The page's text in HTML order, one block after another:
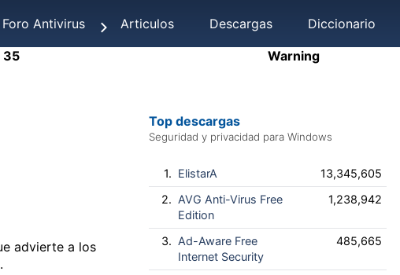
35 Warning
Foro Antivirus Articulos Descargas Diccionario
advierte a los
Top descargas
Seguridad y privacidad para Windows
1. ElistarA
13,345,605
2. AVG Anti-Virus Free
Edition
1,238,942
3. Ad-Aware Free
Internet Security
485,665